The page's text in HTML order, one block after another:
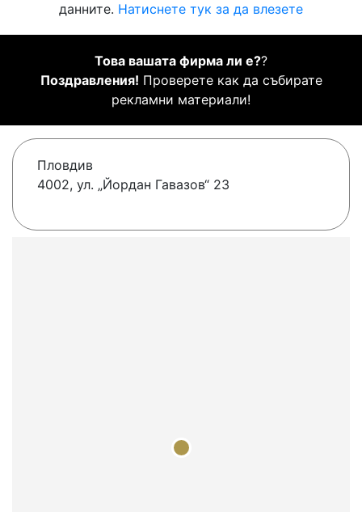
данните. Натиснете тук за да влезете
Това вашата фирма ли е??
Поздравления! Проверете как да събирате
рекламни материали!
Пловдив
4002, ул. „Йордан Гавазов“ 23